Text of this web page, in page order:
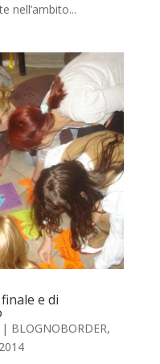
nell’ambito...
e di
BLOGNOBORDER,